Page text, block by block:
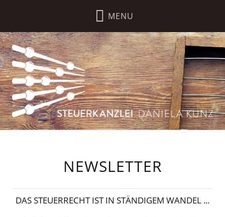
NEWSLETTER
DAS STEUERRECHT IST IN STÄNDIGEM WANDEL ...